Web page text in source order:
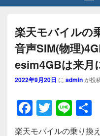
楽天モバイルの
音声SIM(物理
esim4GBは来月
2022年9月20日 に adminが投
F
a
T
wi
Li
n
楽天モバイルの乗り換